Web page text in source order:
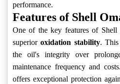
performance.
Features of Shell
One of the key features of
superioroxidation stability. This
the oil's integrity over
maintenance frequency and
offers exceptional protection